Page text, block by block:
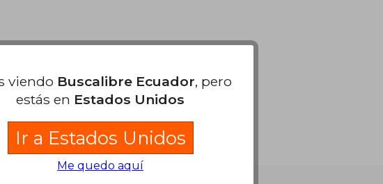
viendo Buscalibre Ecuador, pero
estás en Estados Unidos
Ir a Estados Unidos
Me quedo aquí